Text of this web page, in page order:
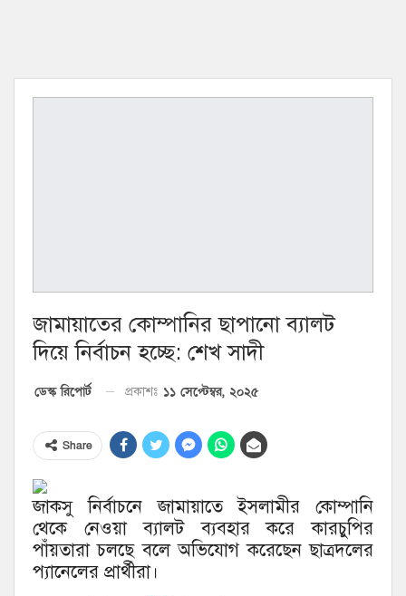
জামায়াতের কোম্পানির ছাপানো ব্যালট
দিয়ে নির্বাচন হচ্ছে: শেখ সাদী
ডেস্ক রিপোর্ট প্রকাশঃ ১১ সেপ্টেম্বর, ২০২৫
Share
জাকসু নির্বাচনে জামায়াতে ইসলামীর কোম্পানি
থেকে নেওয়া ব্যালট ব্যবহার করে কারচুপির
পাঁয়তারা চলছে বলে অভিযোগ করেছেন ছাত্রদলের
প্যানেলের প্রার্থীরা।